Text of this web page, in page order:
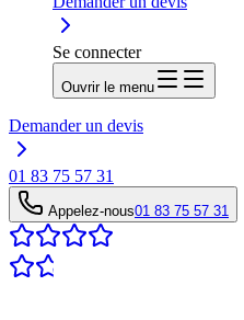
Se connecter
Ouvrir le menu
Demander un devis
01 83 75 57 31
Appelez-nous01 83 75 57 31